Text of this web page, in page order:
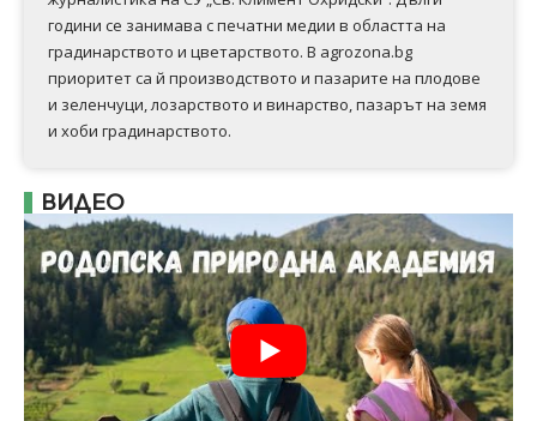
години се занимава с печатни медии в областта на
градинарството и цветарството. В agrozona.bg
приоритет са й производството и пазарите на плодове
и зеленчуци, лозарството и винарство, пазарът на земя
и хоби градинарството.
ВИДЕО